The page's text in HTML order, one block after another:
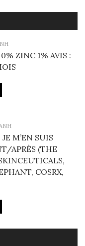
ZINC 1% AVIS :
M’EN SUIS
APRÈS (THE
COSRX,